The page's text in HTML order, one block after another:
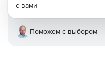
с вами
Поможем с выбором